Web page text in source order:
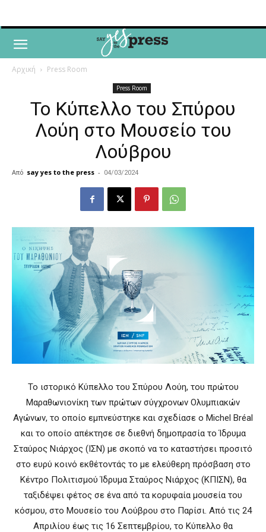
Αρχική Press Room
Press Room
Το Κύπελλο του Σπύρου
Λούη στο Μουσείο του
Λούβρου
Από say yes to the press - 04/03/2024
Το ιστορικό Κύπελλο του Σπύρου Λούη, του πρώτου
Μαραθωνιονίκη των πρώτων σύγχρονων Ολυμπιακών
Αγώνων, το οποίο εμπνεύστηκε και σχεδίασε ο Michel Bréal
και το οποίο απέκτησε σε διεθνή δημοπρασία το Ίδρυμα
Σταύρος Νιάρχος (ΙΣΝ) με σκοπό να το καταστήσει προσιτό
στο ευρύ κοινό εκθέτοντάς το με ελεύθερη πρόσβαση στο
Κέντρο Πολιτισμού Ίδρυμα Σταύρος Νιάρχος (ΚΠΙΣΝ), θα
ταξιδέψει φέτος σε ένα από τα κορυφαία μουσεία του
κόσμου, στο Μουσείο του Λούβρου στο Παρίσι. Από τις 24
Απριλίου έως τις 16 Σεπτεμβρίου, το Κύπελλο θα